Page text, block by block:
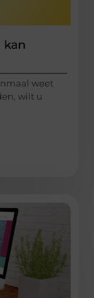
kan
weet
wilt u